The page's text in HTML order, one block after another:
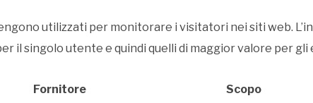
utilizzati per monitorare i visitatori nei siti web.
il singolo utente e quindi quelli di maggior valore per
Fornitore Scopo